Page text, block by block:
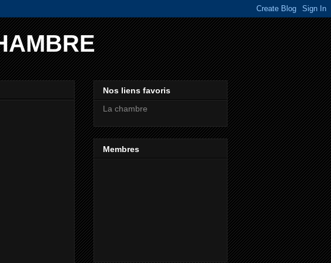
Nos liens favoris
La chambre
Membres